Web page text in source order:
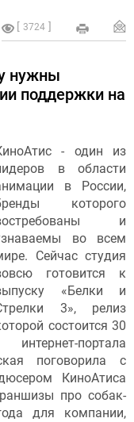
3724
нужны
поддержки на
- один из
в области
в России,
которого
и
во всем
Сейчас студия
готовится к
«Белки и
3», релиз
состоится 30
портала
поговорила с
КиноАтиса
про собак-
для компании,